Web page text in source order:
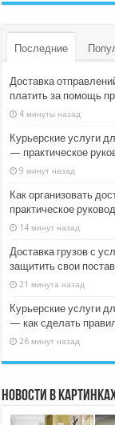
Последние
Доставка
платить за помощь
4 минуты назад
Курьерские услуги
— практическое
9 минут назад
Как организовать
практическое
14 минут назад
Доставка грузов с
защитить свои
21 минута назад
Курьерские услуги
— как сделать
26 минут назад
Новости в